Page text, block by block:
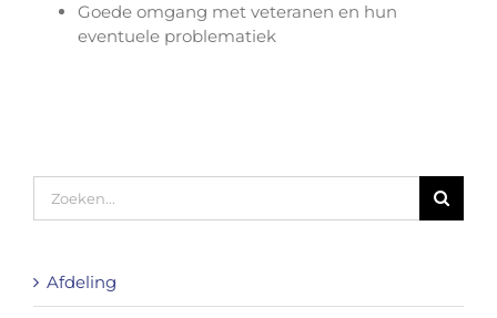
Goede omgang met veteranen en hun
eventuele problematiek
Afdeling